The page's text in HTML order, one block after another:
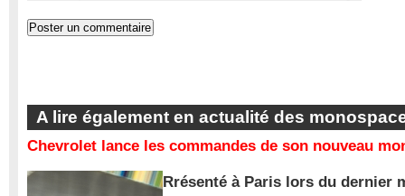
A lire également en actualité des
Chevrolet lance les commandes de son nouveau
Rrésenté à Paris lors du dernier